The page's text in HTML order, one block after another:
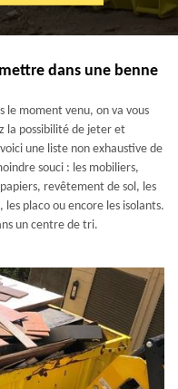
dans une benne
le moment venu, on va vous
la possibilité de jeter et
une liste non exhaustive de
souci : les mobiliers,
revêtement de sol, les
placo ou encore les isolants.
un centre de tri.